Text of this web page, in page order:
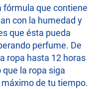
fórmula que contiene
con la humedad y
que ésta pueda
perfume. De
ropa hasta 12 horas
la ropa siga
de tu tiempo.